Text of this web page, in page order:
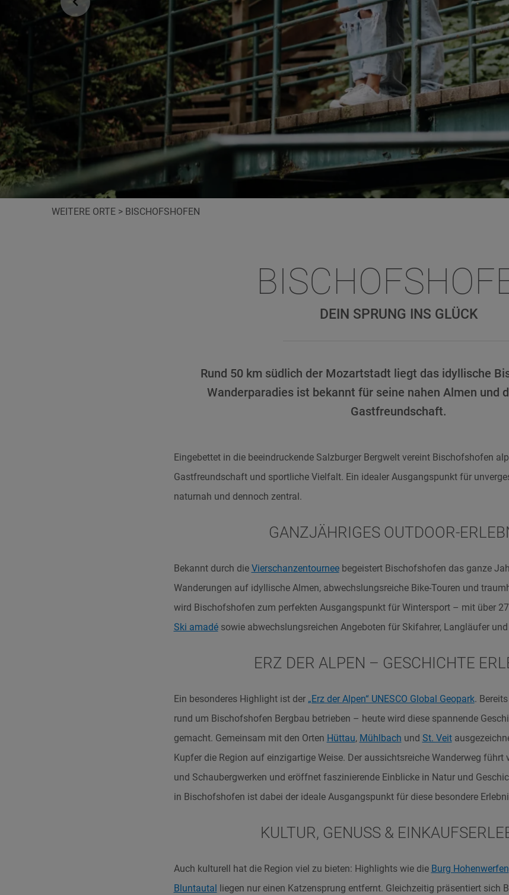
WEITERE ORTE > BISCHOFSHOFEN
DEIN SPRUNG INS GLÜCK
Rund 50 km südlich der Mozartstadt liegt das idyllische
Wanderparadies ist bekannt für seine nahen Almen und
Gastfreundschaft.
Eingebettet in die beeindruckende Salzburger Bergwelt vereint Bischofshofen
Gastfreundschaft und sportliche Vielfalt. Ein idealer Ausgangspunkt für
naturnah und dennoch zentral.
GANZJÄHRIGES OUTDOOR-
Bekannt durch die Vierschanzentourneebegeistert Bischofshofen das ganze
Wanderungen auf idyllische Almen, abwechslungsreiche Bike-Touren und
wird Bischofshofen zum perfekten Ausgangspunkt für Wintersport – mit über
Ski amadésowie abwechslungsreichen Angeboten für Skifahrer, Langläufer und
ERZ DER ALPEN – GESCHICHTE
Ein besonderes Highlight ist der „Erz der Alpen“ UNESCO Global Geopark.
rund um Bischofshofen Bergbau betrieben – heute wird diese spannende
gemacht. Gemeinsam mit den Orten Hüttau, Mühlbach und St. Veit
Kupfer die Region auf einzigartige Weise. Der aussichtsreiche Wanderweg führt
und Schaubergwerken und eröffnet faszinierende Einblicke in Natur und
in Bischofshofen ist dabei der ideale Ausgangspunkt für diese besondere
KULTUR, GENUSS &
Auch kulturell hat die Region viel zu bieten: Highlights wie die Burg Hohenwerfen
Bluntautal liegen nur einen Katzensprung entfernt. Gleichzeitig präsentiert sich